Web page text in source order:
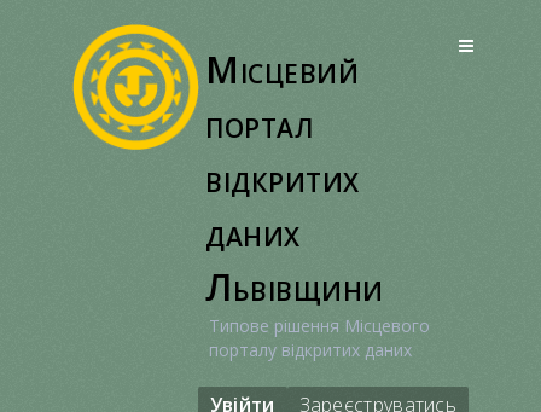
Місцевий
портал
відкритих
даних
Львівщини
Типове рішення Місцевого
порталу відкритих даних
Увійти Зареєструватись